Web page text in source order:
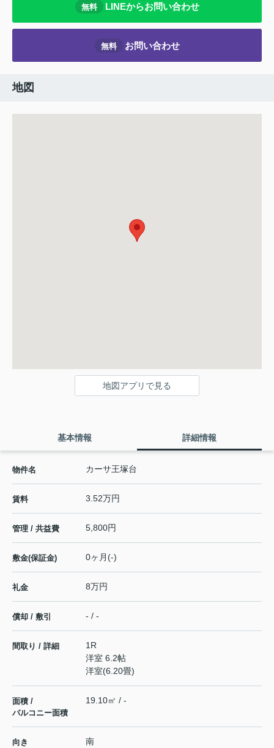
無料 LINEからお問い合わせ
無料 お問い合わせ
地図
地図アプリで見る
基本情報 詳細情報
物件名 カーサ王塚台
賃料 3.52万円
管理 / 共益費 5,800円
敷金(保証金) 0ヶ月(-)
礼金 8万円
償却 / 敷引 - / -
間取り / 詳細
1R
洋室 6.2帖
洋室(6.20畳)
面積 /
バルコニー面積
19.10㎡ / -
向き 南